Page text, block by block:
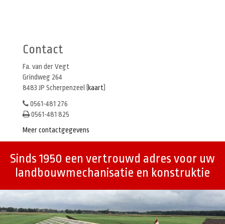
Contact
Fa. van der Vegt
Grindweg 264
8483 JP Scherpenzeel (
kaart
0561-481 276
0561-481 825
Meer contactgegevens
Sinds 1950 een vertrouwd adres voor uw
landbouwmechanisatie en konstruktie